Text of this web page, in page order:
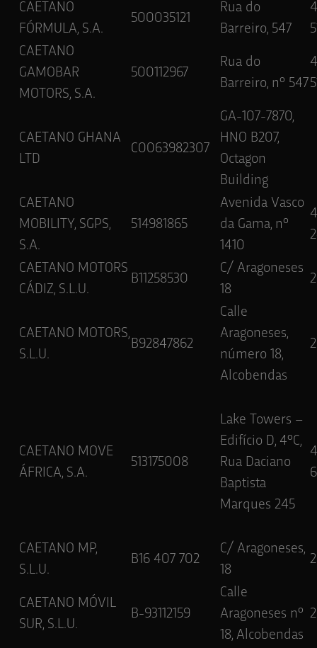
CAETANO
FÓRMULA, S.A.
500035121
Rua do
Barreiro, 547
CAETANO
GAMOBAR
MOTORS, S.A.
500112967
Rua do
Barreiro, nº 547
CAETANO GHANA
LTD
C0063982307
GA-107-7870,
HNO B207,
Octagon
Building
CAETANO
MOBILITY, SGPS,
S.A.
514981865
Avenida Vasco
da Gama, nº
1410
CAETANO MOTORS
CÁDIZ, S.L.U.
B11258530
C/ Aragoneses
18
CAETANO MOTORS,
S.L.U.
B92847862
Calle
Aragoneses,
número 18,
Alcobendas
CAETANO MOVE
ÁFRICA, S.A.
513175008
Lake Towers –
Edifício D, 4ºC,
Rua Daciano
Baptista
Marques 245
CAETANO MP,
S.L.U.
B16 407 702
C/ Aragoneses,
18
CAETANO MÓVIL
SUR, S.L.U.
B-93112159
Calle
Aragoneses nº
18, Alcobendas